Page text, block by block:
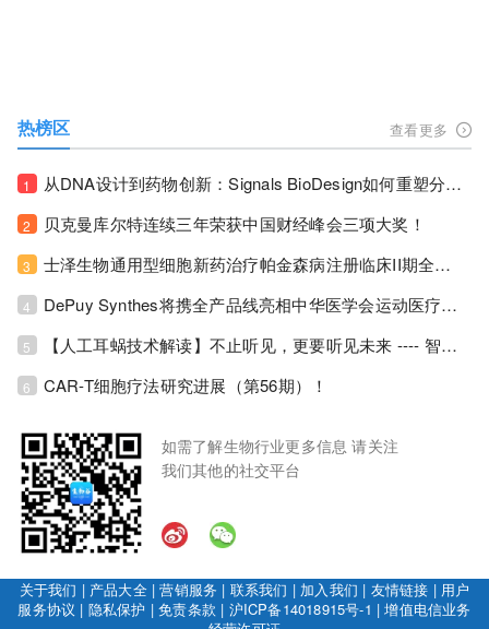
热榜区 查看更多
1 从DNA设计到药物创新：Signals BioDesign如何重塑分子生物学研发生态！
2 贝克曼库尔特连续三年荣获中国财经峰会三项大奖！
3 士泽生物通用型细胞新药治疗帕金森病注册临床II期全部入组完成！
4 DePuy Synthes将携全产品线亮相中华医学会运动医疗分会大会，加码布局中国运动医学创新赛道！
5 【人工耳蜗技术解读】不止听见，更要听见未来 ---- 智能耳蜗，开启人工耳蜗技术新纪元！
6 CAR-T细胞疗法研究进展（第56期）！
如需了解生物行业更多信息 请关注
我们其他的社交平台
关于我们 | 产品大全|营销服务 | 联系我们 | 加入我们 | 友情链接 | 用户
服务协议 | 隐私保护 |免责条款 | 沪ICP备14018915号-1 |增值电信业务